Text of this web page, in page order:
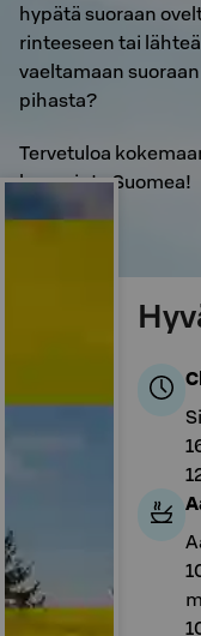
hypätä suoraan
rinteeseen tai lähteä
vaeltamaan
pihasta?
Tervetuloa
kauneinta Suomea!